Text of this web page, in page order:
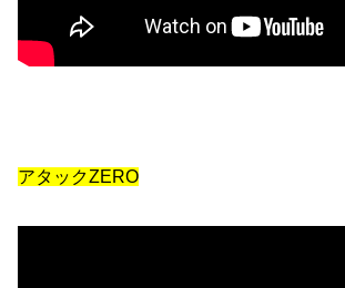
アタックZERO